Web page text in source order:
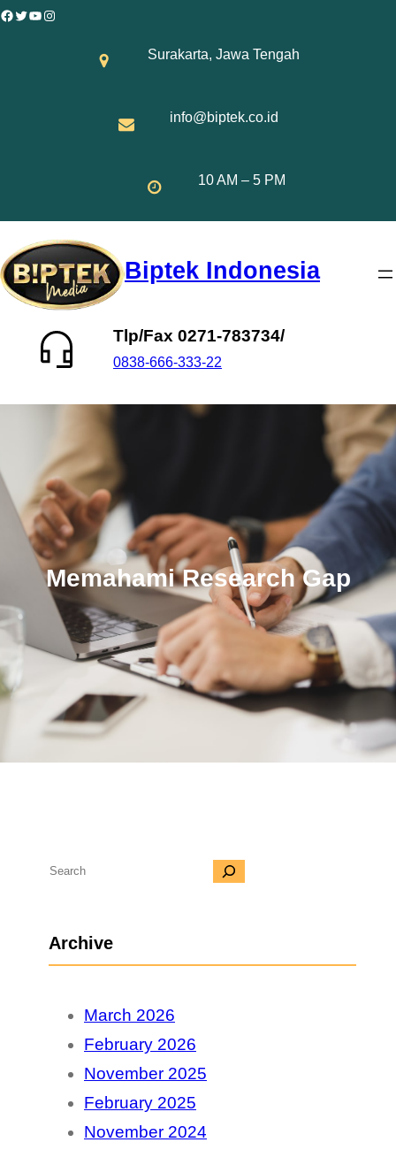
Skip
Facebook
Twitter
YouTube
Instagram
Surakarta, Jawa Tengah
info@biptek.co.id
10 AM – 5 PM
Biptek Indonesia
Tlp/Fax 0271-783734/
0838-666-333-22
Memahami Research Gap
S
Archive
March 2026
February 2026
November 2025
February 2025
November 2024